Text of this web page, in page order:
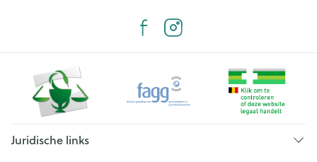
Juridische links